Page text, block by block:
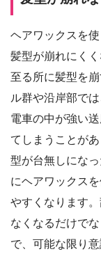
ヘアワックスを
髪型が崩れにく
至る所に髪型を
ル群や沿岸部で
電車の中が強い
てしまうことが
型が台無しにな
にヘアワックス
やすくなります
なくなるだけで
で、可能な限り